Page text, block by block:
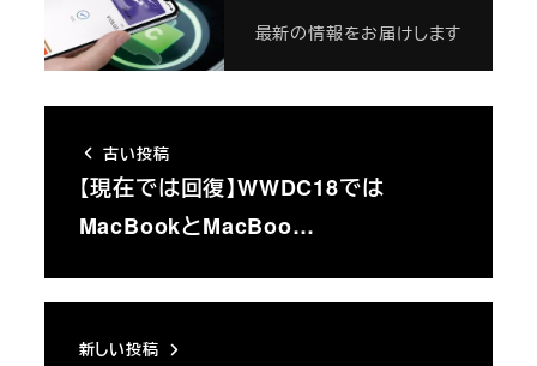
最新の情報をお届けします
古い投稿
【現在では回復】WWDC18では
MacBookとMacBoo…
新しい投稿